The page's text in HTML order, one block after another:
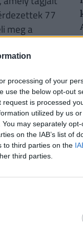
processing of your
use the below opt-out
is processed
utilized by us
may separately
on the IAB’s list of
to third parties on the
third parties.
77
meg a
rájuk.
az